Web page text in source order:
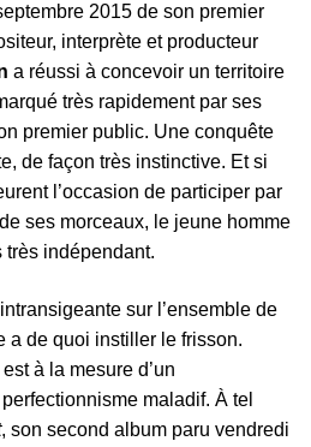
2015 de son premier
interprète et producteur
a réussi à concevoir un territoire
très rapidement par ses
premier public. Une conquête
de façon très instinctive. Et si
l’occasion de participer par
ses morceaux, le jeune homme
très indépendant.
sur l’ensemble de
a de quoi instiller le frisson.
à la mesure d’un
maladif. À tel
, son second album paru vendredi